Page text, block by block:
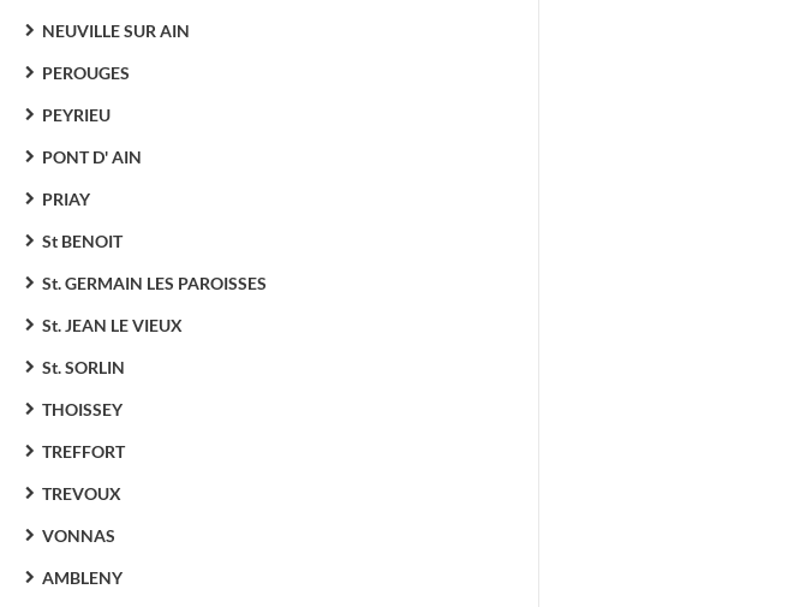
NEUVILLE SUR AIN
PEROUGES
PEYRIEU
PONT D' AIN
PRIAY
St BENOIT
St. GERMAIN LES PAROISSES
St. JEAN LE VIEUX
St. SORLIN
THOISSEY
TREFFORT
TREVOUX
VONNAS
AMBLENY